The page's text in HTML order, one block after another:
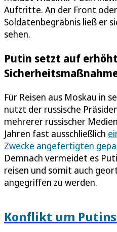
Auftritte. An der Front
Soldatenbegräbnis ließ er
sehen.
Putin setzt auf
Für Reisen aus Moskau in
nutzt der russische
mehrerer russischer
Jahren fast ausschließlich
Zwecke angefertigten
Demnach vermeidet es
reisen und somit auch
angegriffen zu werden.
Konflikt um